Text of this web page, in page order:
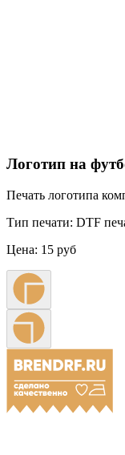
Логотип на
Печать логотипа
Тип печати: DTF
Цена: 15 руб